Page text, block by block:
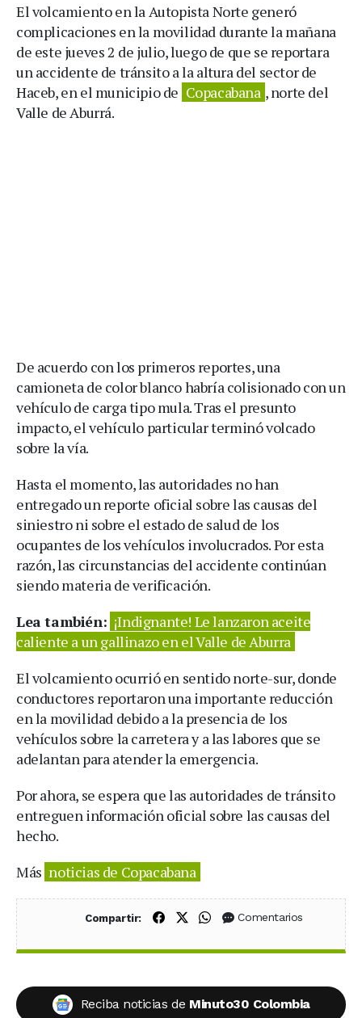
El volcamiento en la Autopista Norte generó
complicaciones en la movilidad durante la mañana
de este jueves 2 de julio, luego de que se reportara
un accidente de tránsito a la altura del sector de
Haceb, en el municipio de Copacabana , norte del
Valle de Aburrá.
De acuerdo con los primeros reportes, una
camioneta de color blanco habría colisionado con un
vehículo de carga tipo mula. Tras el presunto
impacto, el vehículo particular terminó volcado
sobre la vía.
Hasta el momento, las autoridades no han
entregado un reporte oficial sobre las causas del
siniestro ni sobre el estado de salud de los
ocupantes de los vehículos involucrados. Por esta
razón, las circunstancias del accidente continúan
siendo materia de verificación.
Lea también: ¡Indignante! Le lanzaron aceite
caliente a un gallinazo en el Valle de Aburra
El volcamiento ocurrió en sentido norte-sur, donde
conductores reportaron una importante reducción
en la movilidad debido a la presencia de los
vehículos sobre la carretera y a las labores que se
adelantan para atender la emergencia.
Por ahora, se espera que las autoridades de tránsito
entreguen información oficial sobre las causas del
hecho.
Más noticias de Copacabana
Compartir: Compartir en Facebook
Compartir en X (Twitter)
Compartir en WhatsApp
Comentarios
Reciba noticias de Minuto30 Colombia